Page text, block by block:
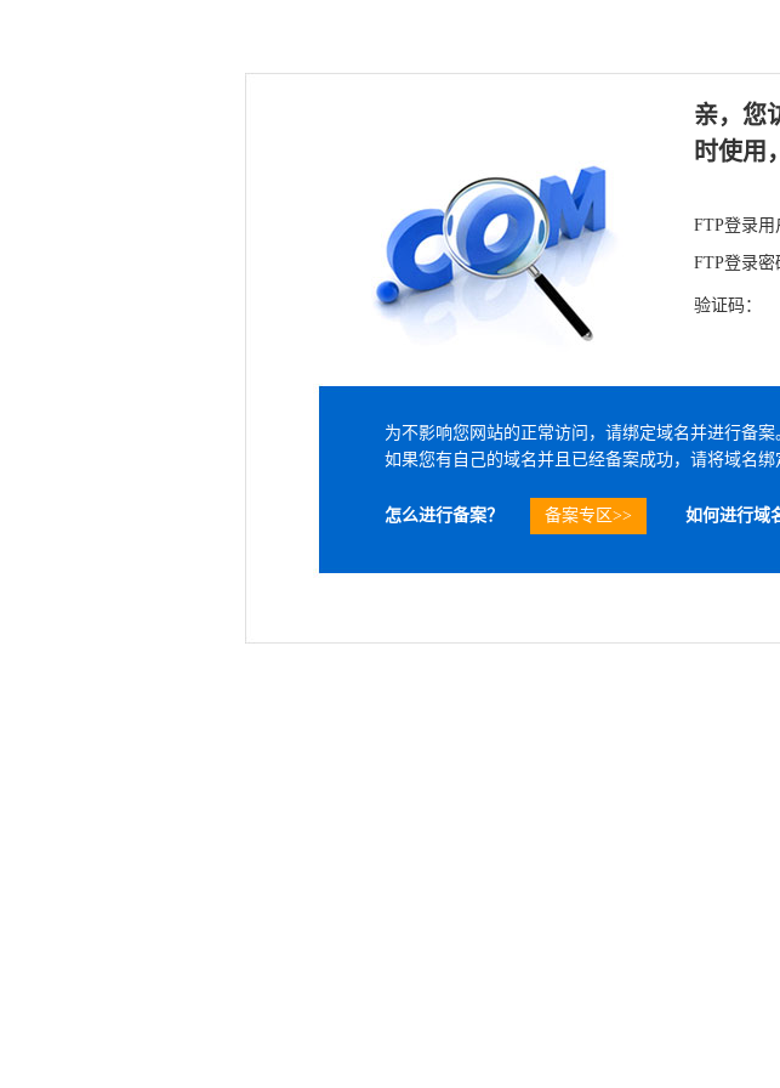
亲，您
时使用
FTP登录用
FTP登录密
验证码：
为不影响您网站的正常访问，请绑定域名并进行备案
如果您有自己的域名并且已经备案成功，请将域名
备案专区>> 如何进行域
怎么进行备案？